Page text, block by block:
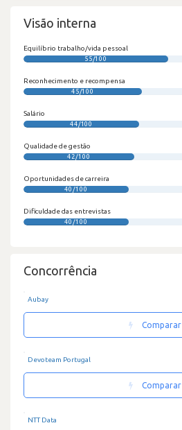
Visão interna
Equilíbrio trabalho/vida pessoal
55/100
Reconhecimento e recompensa
45/100
Salário
44/100
Qualidade de gestão
42/100
Oportunidades de carreira
40/100
Dificuldade das entrevistas
40/100
Concorrência
Aubay
Comparar
Devoteam Portugal
Comparar
NTT Data